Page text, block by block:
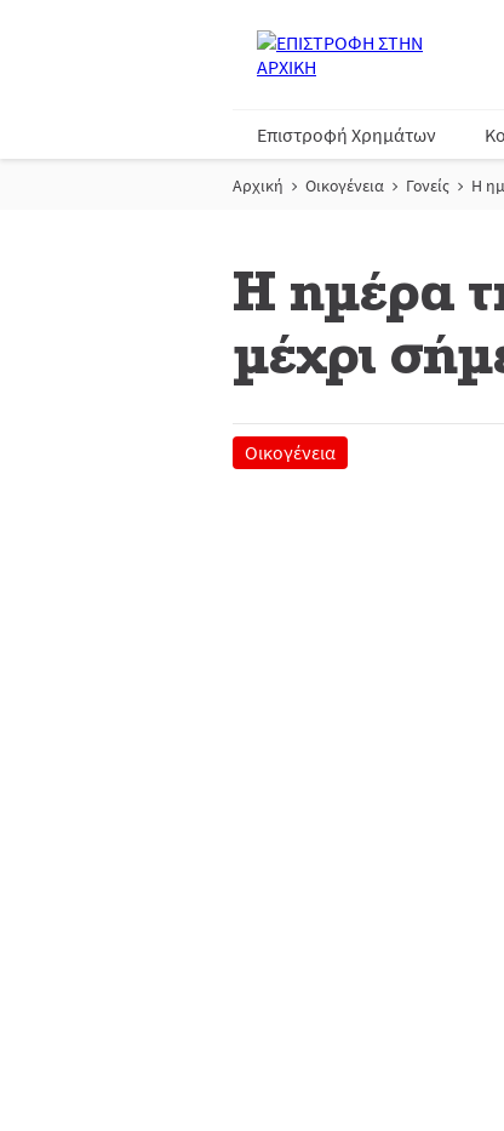
Επιστροφή Χρημάτων
Αρχική Οικογένεια Γονείς Η
Η ημέρα
μέχρι
Οικογένεια